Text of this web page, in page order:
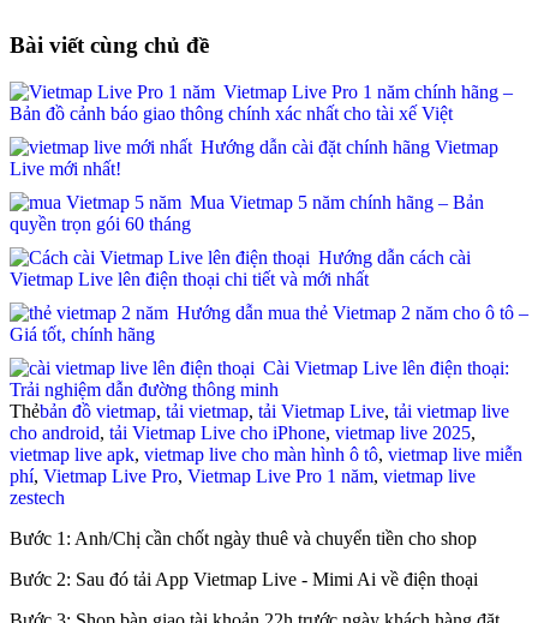
Bài viết cùng chủ đề
Vietmap Live Pro 1 năm chính hãng –
Bản đồ cảnh báo giao thông chính xác nhất cho tài xế Việt
Hướng dẫn cài đặt chính hãng Vietmap
Live mới nhất!
Mua Vietmap 5 năm chính hãng – Bản
quyền trọn gói 60 tháng
Hướng dẫn cách cài
Vietmap Live lên điện thoại chi tiết và mới nhất
Hướng dẫn mua thẻ Vietmap 2 năm cho ô tô –
Giá tốt, chính hãng
Cài Vietmap Live lên điện thoại:
Trải nghiệm dẫn đường thông minh
Thẻbản đồ vietmap, tải vietmap, tải Vietmap Live, tải vietmap live
cho android, tải Vietmap Live cho iPhone, vietmap live 2025,
vietmap live apk, vietmap live cho màn hình ô tô, vietmap live miễn
phí, Vietmap Live Pro, Vietmap Live Pro 1 năm, vietmap live
zestech
Bước 1: Anh/Chị cần chốt ngày thuê và chuyển tiền cho shop
Bước 2: Sau đó tải App Vietmap Live - Mimi Ai về điện thoại